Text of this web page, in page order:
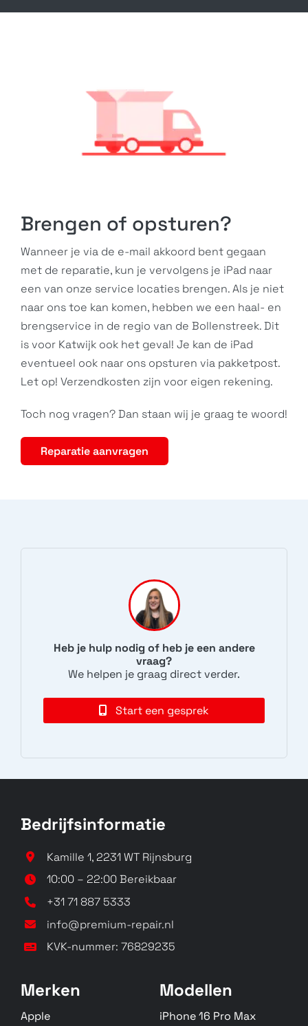
Brengen of opsturen?
Wanneer je via de e-mail akkoord bent gegaan
met de reparatie, kun je vervolgens je iPad naar
een van onze service locaties brengen. Als je niet
naar ons toe kan komen, hebben we een haal- en
brengservice in de regio van de Bollenstreek. Dit
is voor Katwijk ook het geval! Je kan de iPad
eventueel ook naar ons opsturen via pakketpost.
Let op! Verzendkosten zijn voor eigen rekening.
Toch nog vragen? Dan staan wij je graag te woord!
Reparatie aanvragen
Heb je hulp nodig of heb je een andere
vraag?
We helpen je graag direct verder.
Start een gesprek
Bedrijfsinformatie
Kamille 1, 2231 WT Rijnsburg
10:00 – 22:00 Bereikbaar
+31 71 887 5333
info@premium-repair.nl
KVK-nummer: 76829235
Merken
Apple
Modellen
iPhone 16 Pro Max